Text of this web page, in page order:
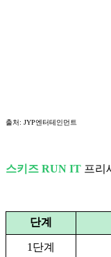
출처: JYP엔터테인먼트
스키즈 RUN IT 프리
단계
1단계